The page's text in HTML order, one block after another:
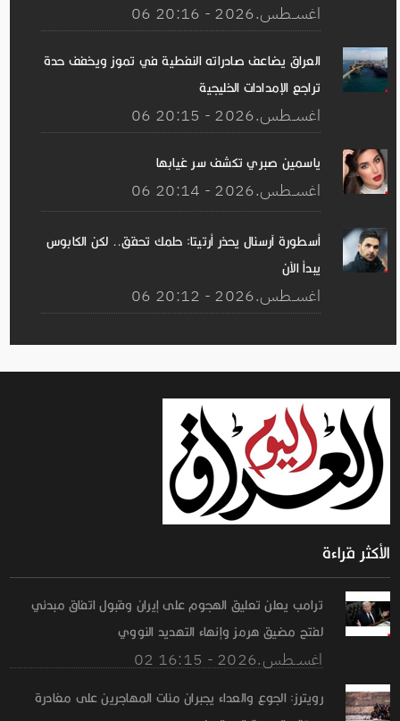
06 اغســطس.2026 - 20:16
العراق يضاعف صادراته النفطية في تموز ويخفف حدة
تراجع الإمدادات الخليجية
06 اغســطس.2026 - 20:15
ياسمين صبري تكشف سر غيابها
06 اغســطس.2026 - 20:14
أسطورة آرسنال يحذر أرتيتا: حلمك تحقق.. لكن الكابوس
يبدأ الآن
06 اغســطس.2026 - 20:12
الأكثر قراءة
ترامب يعلن تعليق الهجوم على إيران وقبول اتفاق مبدئي
لفتح مضيق هرمز وإنهاء التهديد النووي
02 اغســطس.2026 - 16:15
رويترز: الجوع والعداء يجبران مئات المهاجرين على مغادرة